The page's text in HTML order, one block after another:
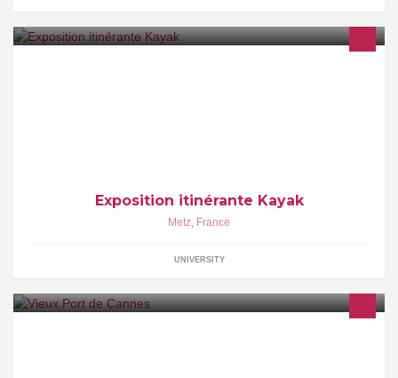
Exposition itinérante Kayak
Metz, France
UNIVERSITY